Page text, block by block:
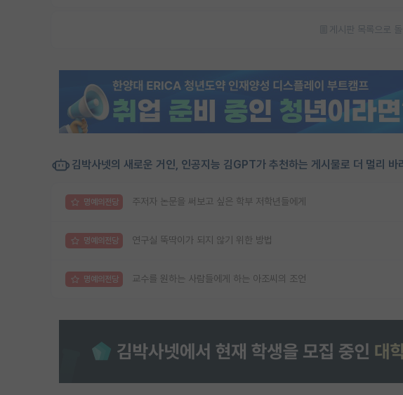
게시판 목록으로 돌
김박사넷의 새로운 거인, 인공지능 김GPT가 추천하는 게시물로 더 멀리 바
명예의전당 주저자 논문을 써보고 싶은 학부 저학년들에게
명예의전당 연구실 뚝딱이가 되지 않기 위한 방법
명예의전당 교수를 원하는 사람들에게 하는 아조씨의 조언